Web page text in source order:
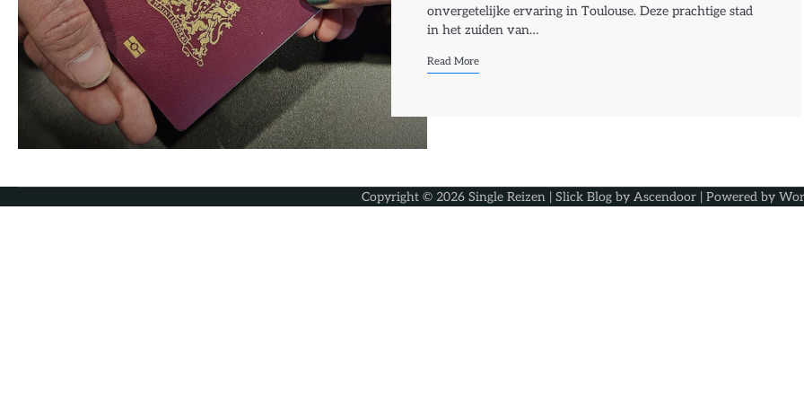
onvergetelijke ervaring in Toulouse. Deze prachtige stad
in het zuiden van…
Read More
Copyright © 2026 Single Reizen| Slick Blog by Ascendoor| Powered by